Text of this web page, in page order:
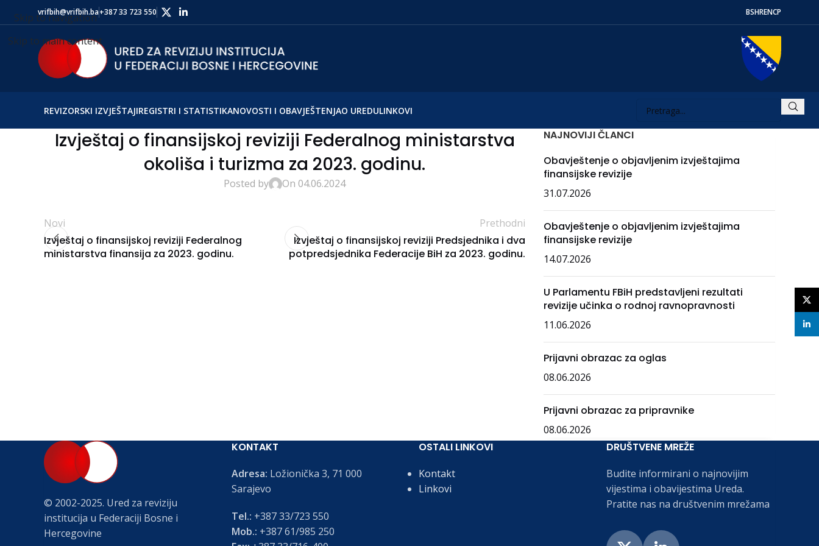
Skip to navigation
Skip to main content
vrifbih@vrifbih.ba+387 33 723 550 BSHRENСР
REVIZORSKI IZVJEŠTAJIREGISTRI I STATISTIKANOVOSTI I OBAVJEŠTENJAO UREDULINKOVI
Izvještaj o finansijskoj reviziji Federalnog ministarstva
okoliša i turizma za 2023. godinu.
Posted by On 04.06.2024
Novi
Izvještaj o finansijskoj reviziji Federalnog
ministarstva finansija za 2023. godinu.
Prethodni
Izvještaj o finansijskoj reviziji Predsjednika i dva
potpredsjednika Federacije BiH za 2023. godinu.
NAJNOVIJI ČLANCI
Obavještenje o objavljenim izvještajima
finansijske revizije
31.07.2026
Obavještenje o objavljenim izvještajima
finansijske revizije
14.07.2026
U Parlamentu FBiH predstavljeni rezultati
revizije učinka o rodnoj ravnopravnosti
11.06.2026
Prijavni obrazac za oglas
08.06.2026
Prijavni obrazac za pripravnike
08.06.2026
© 2002-2025. Ured za reviziju
institucija u Federaciji Bosne i
Hercegovine
KONTAKT
Adresa: Ložionička 3, 71 000
Sarajevo
Tel.: +387 33/723 550
Mob.: +387 61/985 250
OSTALI LINKOVI
Kontakt
Linkovi
DRUŠTVENE MREŽE
Budite informirani o najnovijim
vijestima i obavijestima Ureda.
Pratite nas na društvenim mrežama